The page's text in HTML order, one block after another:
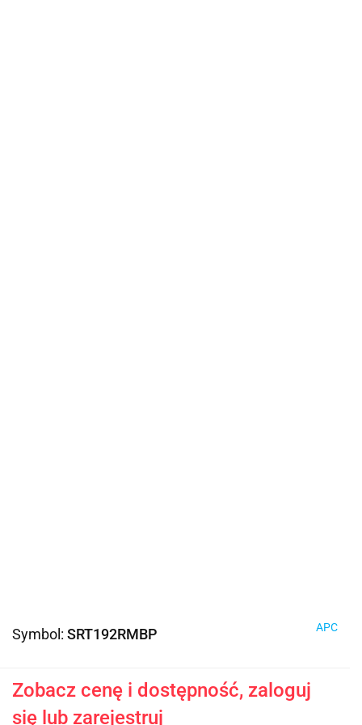
Symbol: SRT192RMBP APC
Zobacz cenę i dostępność, zaloguj
się lub zarejestruj